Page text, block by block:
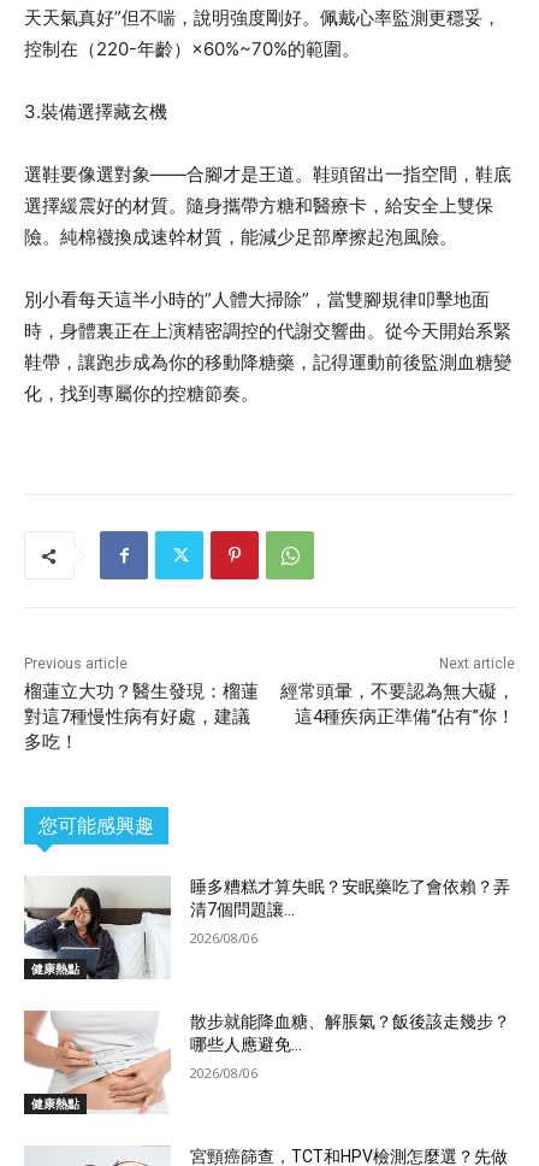
天天氣真好”但不喘，說明強度剛好。佩戴心率監測更穩妥，
控制在（220-年齡）×60%~70%的範圍。
3.裝備選擇藏玄機
選鞋要像選對象——合腳才是王道。鞋頭留出一指空間，鞋底
選擇緩震好的材質。隨身攜帶方糖和醫療卡，給安全上雙保
險。純棉襪換成速幹材質，能減少足部摩擦起泡風險。
別小看每天這半小時的”人體大掃除”，當雙腳規律叩擊地面
時，身體裏正在上演精密調控的代謝交響曲。從今天開始系緊
鞋帶，讓跑步成為你的移動降糖藥，記得運動前後監測血糖變
化，找到專屬你的控糖節奏。
Previous article
榴蓮立大功？醫生發現：榴蓮
對這7種慢性病有好處，建議
多吃！
Next article
經常頭暈，不要認為無大礙，
這4種疾病正準備“佔有”你！
您可能感興趣
健康熱點
睡多糟糕才算失眠？安眠藥吃了會依賴？弄
清7個問題讓...
2026/08/06
健康熱點
散步就能降血糖、解脹氣？飯後該走幾步？
哪些人應避免...
2026/08/06
宮頸癌篩查，TCT和HPV檢測怎麼選？先做